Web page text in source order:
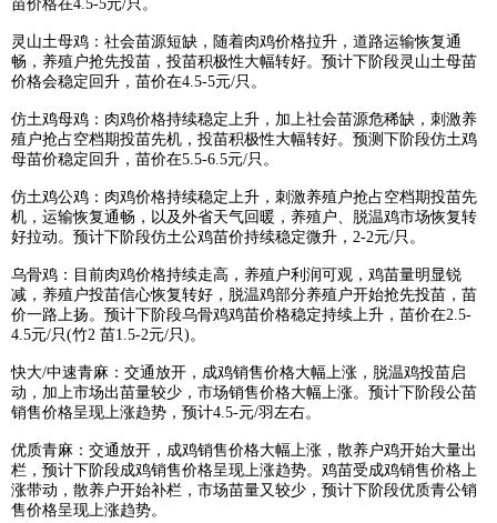
苗价格在4.5-5元/只。
灵山土母鸡：社会苗源短缺，随着肉鸡价格拉升，道路运输恢复通
畅，养殖户抢先投苗，投苗积极性大幅转好。预计下阶段灵山土母苗
价格会稳定回升，苗价在4.5-5元/只。
仿土鸡母鸡：肉鸡价格持续稳定上升，加上社会苗源危稀缺，刺激养
殖户抢占空档期投苗先机，投苗积极性大幅转好。预测下阶段仿土鸡
母苗价稳定回升，苗价在5.5-6.5元/只。
仿土鸡公鸡：肉鸡价格持续稳定上升，刺激养殖户抢占空档期投苗先
机，运输恢复通畅，以及外省天气回暖，养殖户、脱温鸡市场恢复转
好拉动。预计下阶段仿土公鸡苗价持续稳定微升，2-2元/只。
乌骨鸡：目前肉鸡价格持续走高，养殖户利润可观，鸡苗量明显锐
减，养殖户投苗信心恢复转好，脱温鸡部分养殖户开始抢先投苗，苗
价一路上扬。预计下阶段乌骨鸡鸡苗价格稳定持续上升，苗价在2.5-
4.5元/只(竹2 苗1.5-2元/只)。
快大/中速青麻：交通放开，成鸡销售价格大幅上涨，脱温鸡投苗启
动，加上市场出苗量较少，市场销售价格大幅上涨。预计下阶段公苗
销售价格呈现上涨趋势，预计4.5-元/羽左右。
优质青麻：交通放开，成鸡销售价格大幅上涨，散养户鸡开始大量出
栏，预计下阶段成鸡销售价格呈现上涨趋势。鸡苗受成鸡销售价格上
涨带动，散养户开始补栏，市场苗量又较少，预计下阶段优质青公销
售价格呈现上涨趋势。